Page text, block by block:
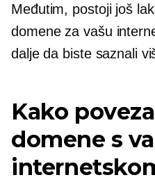
Međutim, postoji još
domene za vašu
dalje da biste saznali
Kako
domene s